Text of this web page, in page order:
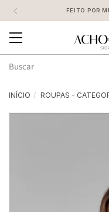
FEITO POR
Mudar
navegação
INÍCIO ROUPAS -